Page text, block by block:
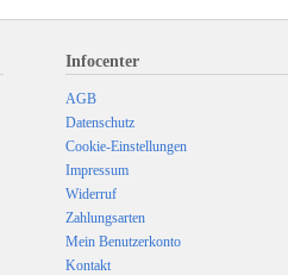
Infocenter
AGB
Datenschutz
Cookie-Einstellungen
Impressum
Widerruf
Zahlungsarten
Mein Benutzerkonto
Kontakt